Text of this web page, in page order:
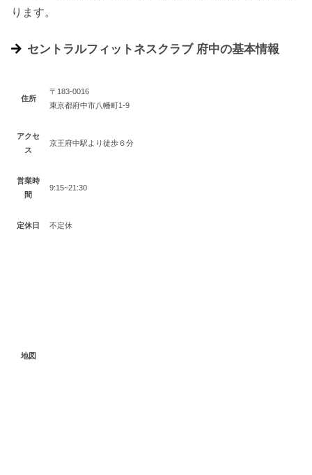
ります。
セントラルフィットネスクラブ 府中の基本情報
住所
〒183-0016
東京都府中市八幡町1-9
アクセ
ス
京王府中駅より徒歩６分
営業時
間
9:15~21:30
定休日 不定休
地図